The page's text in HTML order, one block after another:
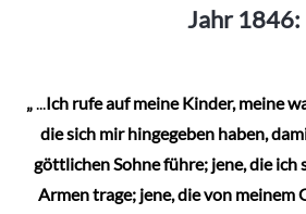
Die
auf
der
Jahr 1846:
„...Ich rufe auf meine Kinder, meine
die sich mir hingegeben haben,
göttlichen Sohne führe; jene, die ich
Armen trage; jene, die von meinem